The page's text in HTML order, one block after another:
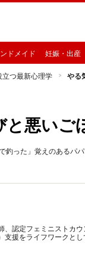
ドメイド 妊娠・出産
立つ最新心理学 やる
悪いご
釣った」覚えのあるパ
認定フェミニストカ
援をライフワークとし